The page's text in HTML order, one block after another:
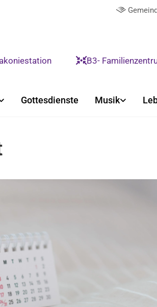

B3-
Gottesdienste Musik